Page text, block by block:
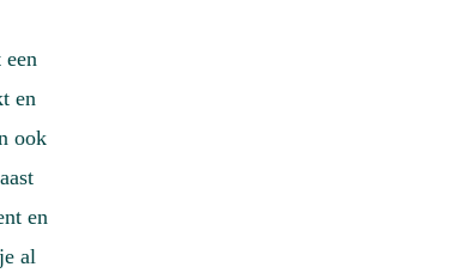
en
ook
en
al